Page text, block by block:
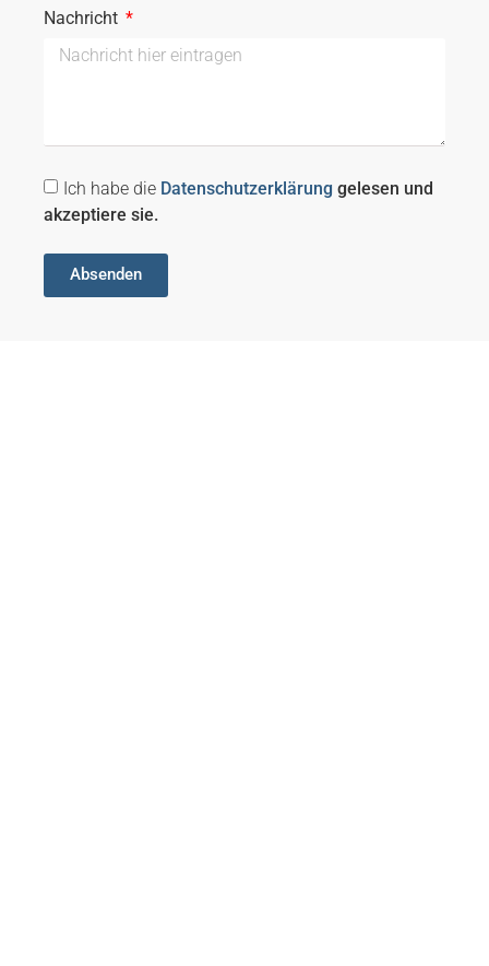
Nachricht
Ich habe die Datenschutzerklärung gelesen und
akzeptiere sie.
Absenden